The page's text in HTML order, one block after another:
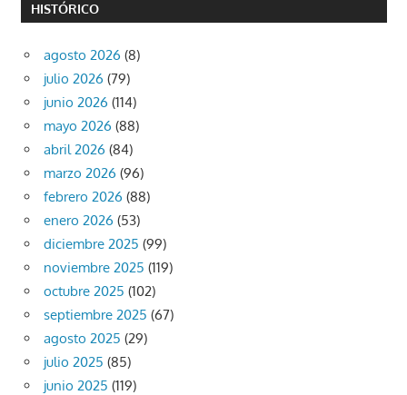
HISTÓRICO
agosto 2026 (8)
julio 2026 (79)
junio 2026 (114)
mayo 2026 (88)
abril 2026 (84)
marzo 2026 (96)
febrero 2026 (88)
enero 2026 (53)
diciembre 2025 (99)
noviembre 2025 (119)
octubre 2025 (102)
septiembre 2025 (67)
agosto 2025 (29)
julio 2025 (85)
junio 2025 (119)